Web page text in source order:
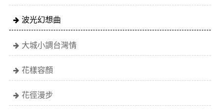
波光幻想曲
大城小調台灣情
花樣容顏
花徑漫步